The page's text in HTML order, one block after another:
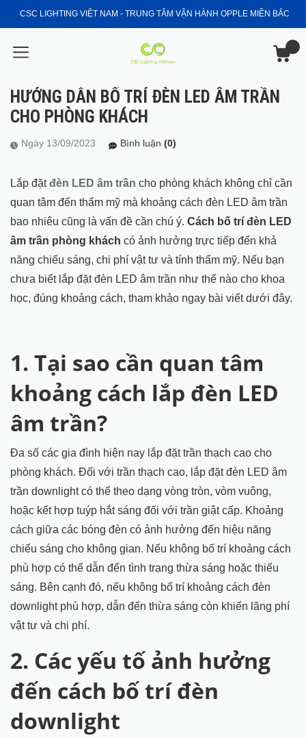
CSC LIGHTING VIỆT NAM - TRUNG TÂM VẬN HÀNH OPPLE MIỀN BẮC
HƯỚNG DẪN BỐ TRÍ ĐÈN LED ÂM TRẦN
CHO PHÒNG KHÁCH
Ngày 13/09/2023 Bình luận (0)
Lắp đặtđèn LED âm trần cho phòng khách không chỉ cần
quan tâm đến thẩm mỹ mà khoảng cách đèn LED âm trần
bao nhiêu cũng là vấn đề cần chú ý. Cách bố trí đèn LED
âm trần phòng khách có ảnh hưởng trực tiếp đến khả
năng chiếu sáng, chi phí vật tư và tính thẩm mỹ. Nếu bạn
chưa biết lắp đặt đèn LED âm trần như thế nào cho khoa
học, đúng khoảng cách, tham khảo ngay bài viết dưới đây.
1. Tại sao cần quan tâm
khoảng cách lắp đèn LED
âm trần?
Đa số các gia đình hiện nay lắp đặt trần thạch cao cho
phòng khách. Đối với trần thạch cao, lắp đặt đèn LED âm
trần downlight có thể theo dạng vòng tròn, vòm vuông,
hoặc kết hợp tuýp hắt sáng đối với trần giật cấp. Khoảng
cách giữa các bóng đèn có ảnh hưởng đến hiệu năng
chiếu sáng cho không gian. Nếu không bố trí khoảng cách
phù hợp có thể dẫn đến tình trạng thừa sáng hoặc thiếu
sáng. Bên cạnh đó, nếu không bố trí khoảng cách đèn
downlight phù hợp, dẫn đến thừa sáng còn khiến lãng phí
vật tư và chi phí.
2. Các yếu tố ảnh hưởng
đến cách bố trí đèn
downlight